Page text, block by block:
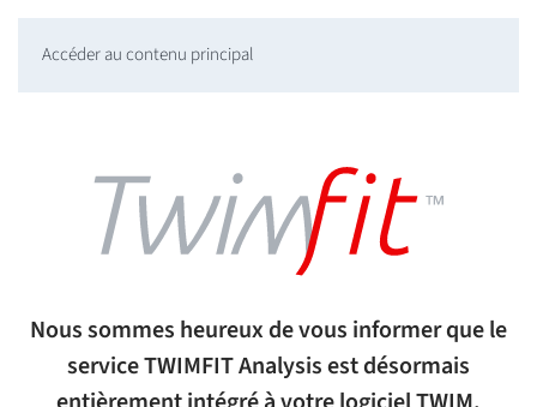
Accéder au contenu principal
Nous sommes heureux de vous informer que le
service TWIMFIT Analysis est désormais